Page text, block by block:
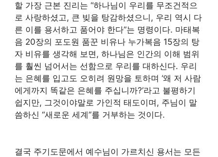
할 가장 근본 진리는 “하나님이 우리를 무조건적으
로 사랑하셨고, 큰 빚을 탕감하셨으니, 우리 역시 다
른 이를 용서하고 품어야 한다”는 명령이다. 마태복
음 20장의 포도원 품꾼 비유나 누가복음 15장의 탕
자 비유를 생각해 보면, 하나님은 인간의 이해 범위
를 훨씬 넘어서는 선함으로 우리를 대하신다. 우리
는 은혜를 입고도 오히려 원망을 토하며 ‘왜 저 사람
에게까지 똑같은 은혜를 주십니까?’라고 불평하기
쉽지만, 그것이야말로 가인적 태도이며, 주님이 말
씀하신 “새로운 세계”를 거부하는 것이다.
결국 주기도문에서 예수님이 가르치신 용서는 모든